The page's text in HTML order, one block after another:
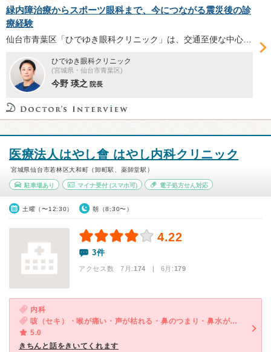
緑内障治療からスポーツ眼科まで、今につながる震災後の診
療経験
ひでゆき眼科クリニック
(宮城県・仙台市青葉区)
今野 瑛之 院長
医療法人はやし會 はやし内科クリニック
宮城県仙台市若林区大和町（卸町駅、薬師堂駅）
駐車場あり マイナ受付(スマホ可) 電子処方せん対応
土曜（〜12:30） 朝（8:30〜）
4.22
3件
アクセス数 7月:174 | 6月:179
内科
咳（セキ）・喉が痛い・声が枯れる・鼻のつまり・鼻水が出る・痰
5.0
きちんと話をきいてくれます